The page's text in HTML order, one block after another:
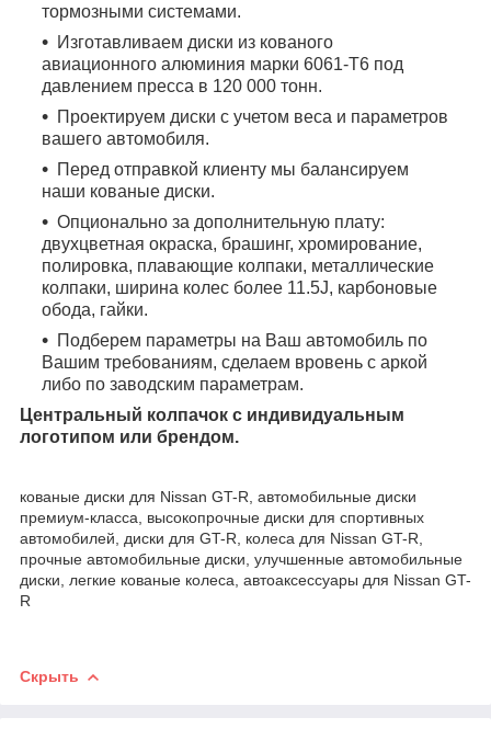
тормозными системами.
Изготавливаем диски из кованого
авиационного алюминия марки 6061-T6 под
давлением пресса в 120 000 тонн.
Проектируем диски с учетом веса и параметров
вашего автомобиля.
Перед отправкой клиенту мы балансируем
наши кованые диски.
Опционально за дополнительную плату:
двухцветная окраска, брашинг, хромирование,
полировка, плавающие колпаки, металлические
колпаки, ширина колес более 11.5J, карбоновые
обода, гайки.
Подберем параметры на Ваш автомобиль по
Вашим требованиям, сделаем вровень с аркой
либо по заводским параметрам.
Центральный колпачок с индивидуальным
логотипом или брендом.
кованые диски для Nissan GT-R, автомобильные диски
премиум-класса, высокопрочные диски для спортивных
автомобилей, диски для GT-R, колеса для Nissan GT-R,
прочные автомобильные диски, улучшенные автомобильные
диски, легкие кованые колеса, автоаксессуары для Nissan GT-
R
Скрыть